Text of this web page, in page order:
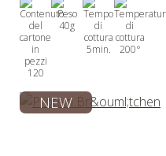
120
40g
5min.
200°
NEW